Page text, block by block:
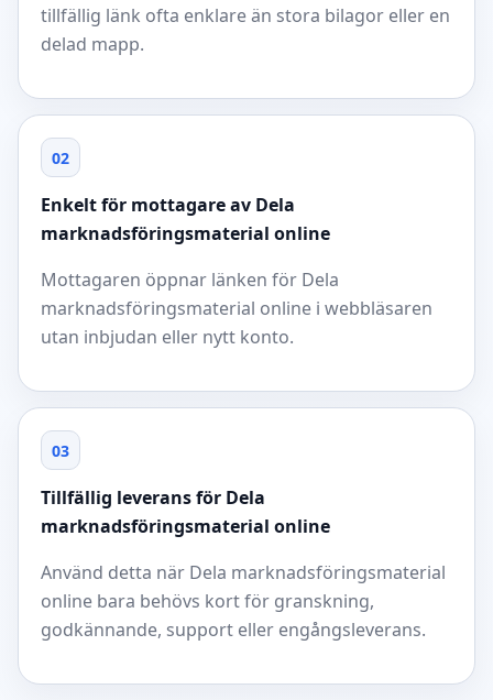
tillfällig länk ofta enklare än stora bilagor eller en
delad mapp.
02
Enkelt för mottagare av Dela
marknadsföringsmaterial online
Mottagaren öppnar länken för Dela
marknadsföringsmaterial online i webbläsaren
utan inbjudan eller nytt konto.
03
Tillfällig leverans för Dela
marknadsföringsmaterial online
Använd detta när Dela marknadsföringsmaterial
online bara behövs kort för granskning,
godkännande, support eller engångsleverans.